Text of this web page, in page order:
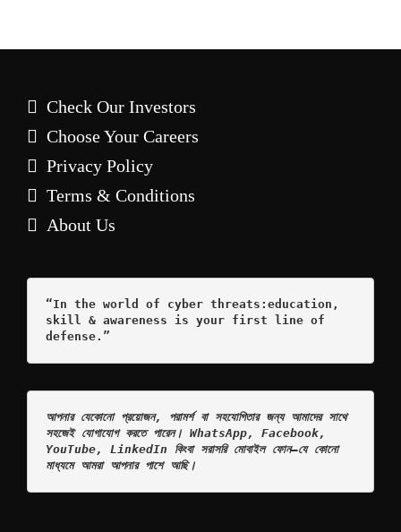
Check Our Investors
Choose Your Careers
Privacy Policy
Terms & Conditions
About Us
“In the world of cyber threats:education,
skill & awareness is your first line of
defense.”
আপনার যেকোনো প্রয়োজন, পরামর্শ বা সহযোগিতার জন্য আমাদের সাথে
সহজেই যোগাযোগ করতে পারেন। WhatsApp, Facebook,
YouTube, LinkedIn কিংবা সরাসরি মোবাইল ফোন—যে কোনো
মাধ্যমে আমরা আপনার পাশে আছি।